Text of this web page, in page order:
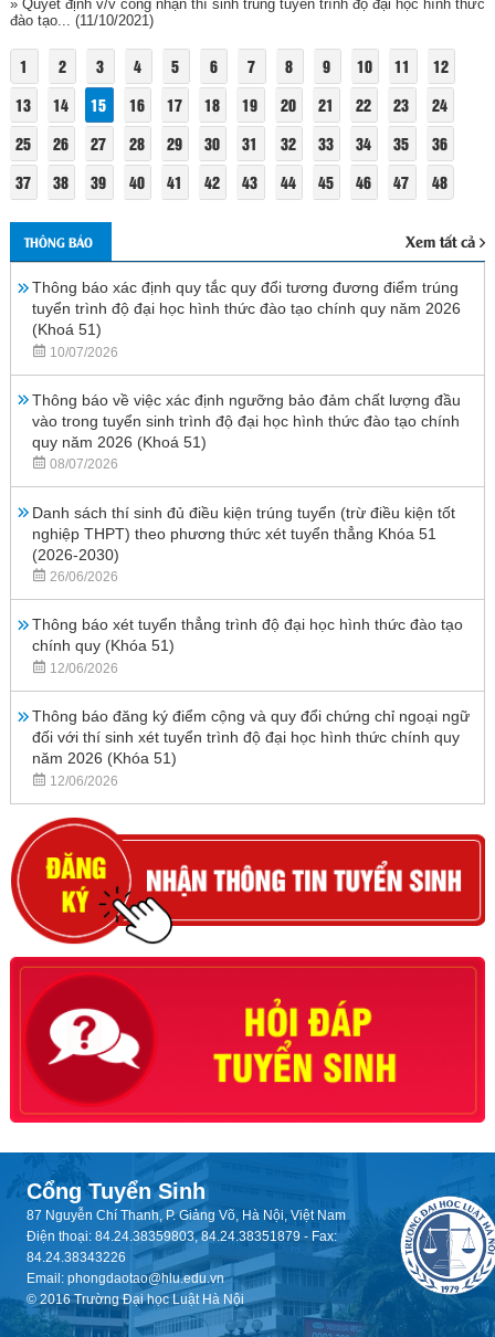
» Quyết định v/v công nhận thí sinh trúng tuyển trình độ đại học hình thức
đào tạo... (11/10/2021)
1 2 3 4 5 6 7 8 9 10 11
12
13
14 15 16 17 18 19 20 21 22 23
24
25
26 27 28 29 30 31 32 33 34 35
36
37
38 39 40 41 42 43 44 45 46 47 48
THÔNG BÁO Xem tất cả
Thông báo xác định quy tắc quy đổi tương đương điểm trúng
tuyển trình độ đại học hình thức đào tạo chính quy năm 2026
(Khoá 51)
10/07/2026
Thông báo về việc xác định ngưỡng bảo đảm chất lượng đầu
vào trong tuyển sinh trình độ đại học hình thức đào tạo chính
quy năm 2026 (Khoá 51)
08/07/2026
Danh sách thí sinh đủ điều kiện trúng tuyển (trừ điều kiện tốt
nghiệp THPT) theo phương thức xét tuyển thẳng Khóa 51
(2026-2030)
26/06/2026
Thông báo xét tuyển thẳng trình độ đại học hình thức đào tạo
chính quy (Khóa 51)
12/06/2026
Thông báo đăng ký điểm cộng và quy đổi chứng chỉ ngoại ngữ
đối với thí sinh xét tuyển trình độ đại học hình thức chính quy
năm 2026 (Khóa 51)
12/06/2026
Cổng Tuyển Sinh
87 Nguyễn Chí Thanh, P. Giảng Võ, Hà Nội, Việt Nam
Điện thoại: 84.24.38359803, 84.24.38351879 - Fax:
84.24.38343226
Email: phongdaotao@hlu.edu.vn
© 2016 Trường Đại học Luật Hà Nội